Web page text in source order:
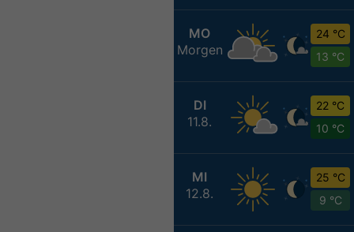
MO
Morgen
24 °C
13 °C
DI
11.8.
22 °C
10 °C
MI
12.8.
25 °C
9 °C